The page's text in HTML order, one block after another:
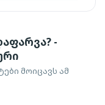
-
მოიცავს ამ